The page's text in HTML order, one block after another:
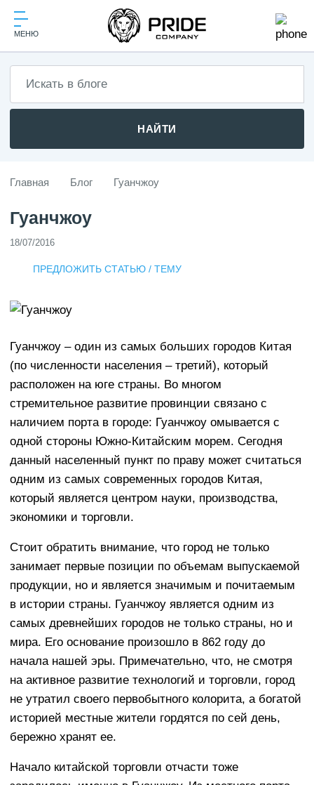
МЕНЮ
НАЙТИ
Главная Блог Гуанчжоу
Гуанчжоу
18/07/2016
ПРЕДЛОЖИТЬ СТАТЬЮ / ТЕМУ
Гуанчжоу – один из самых больших городов Китая
(по численности населения – третий), который
расположен на юге страны. Во многом
стремительное развитие провинции связано с
наличием порта в городе: Гуанчжоу омывается с
одной стороны Южно-Китайским морем. Сегодня
данный населенный пункт по праву может считаться
одним из самых современных городов Китая,
который является центром науки, производства,
экономики и торговли.
Стоит обратить внимание, что город не только
занимает первые позиции по объемам выпускаемой
продукции, но и является значимым и почитаемым
в истории страны. Гуанчжоу является одним из
самых древнейших городов не только страны, но и
мира. Его основание произошло в 862 году до
начала нашей эры. Примечательно, что, не смотря
на активное развитие технологий и торговли, город
не утратил своего первобытного колорита, а богатой
историей местные жители гордятся по сей день,
бережно хранят ее.
Начало китайской торговли отчасти тоже